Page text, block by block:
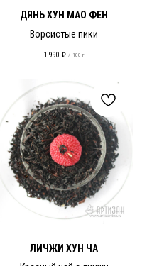
ДЯНЬ ХУН МАО ФЕН
Ворсистые пики
1 990 ₽ / 100 г
ЛИЧЖИ ХУН ЧА